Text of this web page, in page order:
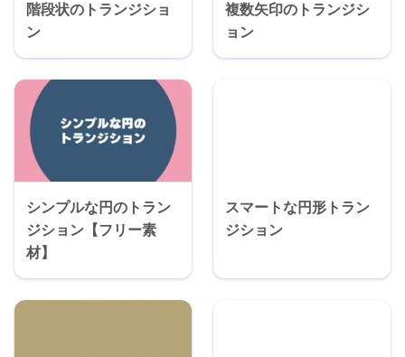
階段状のトランジショ
ン
複数矢印のトランジシ
ョン
シンプルな円のトラン
ジション【フリー素
材】
スマートな円形トラン
ジション